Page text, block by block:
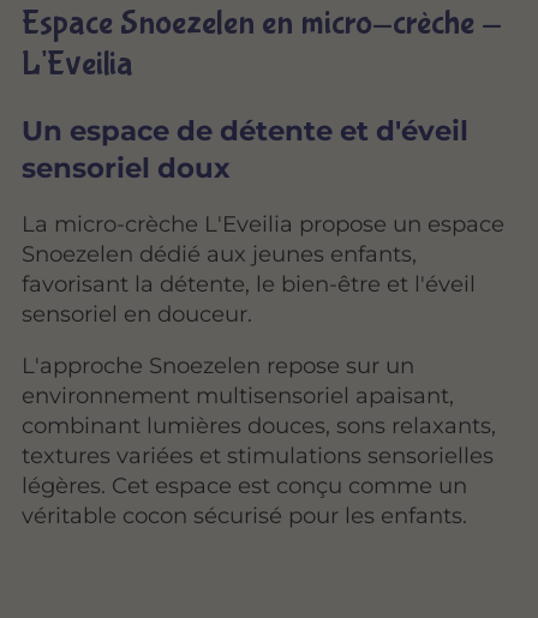
Espace Snoezelen en micro-crèche -
L'Eveilia
Un espace de détente et d'éveil
sensoriel doux
La micro-crèche L'Eveilia propose un espace
Snoezelen dédié aux jeunes enfants,
favorisant la détente, le bien-être et l'éveil
sensoriel en douceur.
L'approche Snoezelen repose sur un
environnement multisensoriel apaisant,
combinant lumières douces, sons relaxants,
textures variées et stimulations sensorielles
légères. Cet espace est conçu comme un
véritable cocon sécurisé pour les enfants.